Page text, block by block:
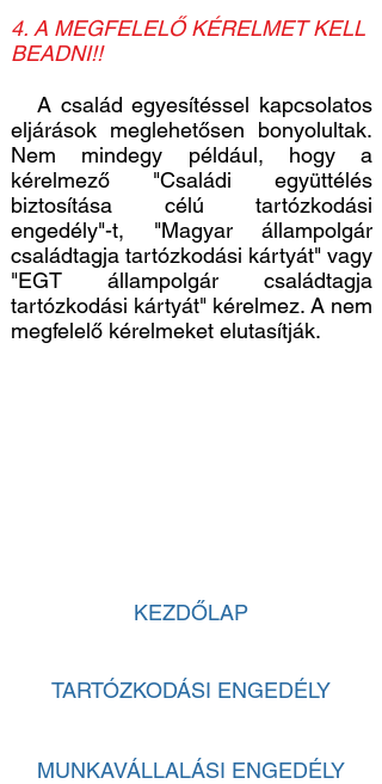
4. A MEGFELELŐ KÉRELMET KELL
BEADNI!!
A család egyesítéssel kapcsolatos
eljárások meglehetősen bonyolultak.
Nem mindegy például, hogy a
kérelmező "Családi együttélés
biztosítása célú tartózkodási
engedély"-t, "Magyar állampolgár
családtagja tartózkodási kártyát" vagy
"EGT állampolgár családtagja
tartózkodási kártyát" kérelmez. A nem
megfelelő kérelmeket elutasítják.
KEZDŐLAP
TARTÓZKODÁSI ENGEDÉLY
MUNKAVÁLLALÁSI ENGEDÉLY